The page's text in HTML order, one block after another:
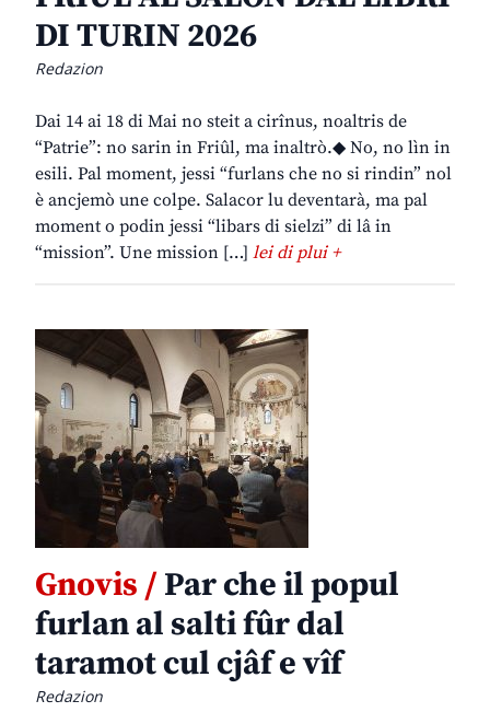
DI TURIN 2026
Redazion
Dai 14 ai 18 di Mai no steit a cirînus, noaltris de
“Patrie”: no sarin in Friûl, ma inaltrò.◆ No, no lìn in
esili. Pal moment, jessi “furlans che no si rindin” nol
è ancjemò une colpe. Salacor lu deventarà, ma pal
moment o podin jessi “libars di sielzi” di lâ in
“mission”. Une mission […] lei di plui +
Gnovis /Par che il popul
furlan al salti fûr dal
taramot cul cjâf e vîf
Redazion